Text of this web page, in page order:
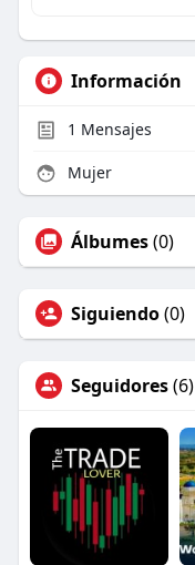
Información
1 Mensajes
Mujer
Álbumes(0)
Siguiendo(0)
Seguidores(6)